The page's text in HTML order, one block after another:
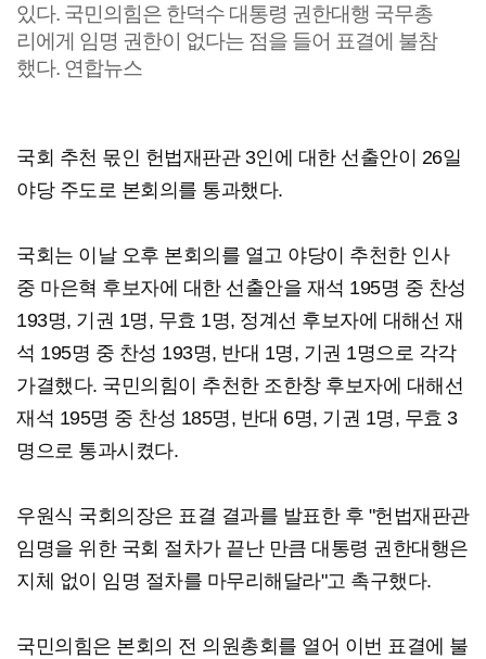
있다. 국민의힘은 한덕수 대통령 권한대행 국무총
리에게 임명 권한이 없다는 점을 들어 표결에 불참
했다. 연합뉴스
국회 추천 몫인 헌법재판관 3인에 대한 선출안이 26일
야당 주도로 본회의를 통과했다.
국회는 이날 오후 본회의를 열고 야당이 추천한 인사
중 마은혁 후보자에 대한 선출안을 재석 195명 중 찬성
193명, 기권 1명, 무효 1명, 정계선 후보자에 대해선 재
석 195명 중 찬성 193명, 반대 1명, 기권 1명으로 각각
가결했다. 국민의힘이 추천한 조한창 후보자에 대해선
재석 195명 중 찬성 185명, 반대 6명, 기권 1명, 무효 3
명으로 통과시켰다.
우원식 국회의장은 표결 결과를 발표한 후 "헌법재판관
임명을 위한 국회 절차가 끝난 만큼 대통령 권한대행은
지체 없이 임명 절차를 마무리해달라"고 촉구했다.
국민의힘은 본회의 전 의원총회를 열어 이번 표결에 불